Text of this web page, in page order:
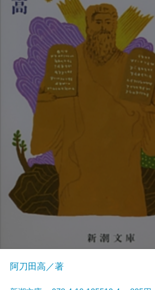
阿刀田高／著